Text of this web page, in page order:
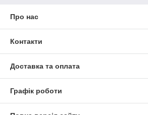
Про нас
Контакти
Доставка та оплата
Графік роботи